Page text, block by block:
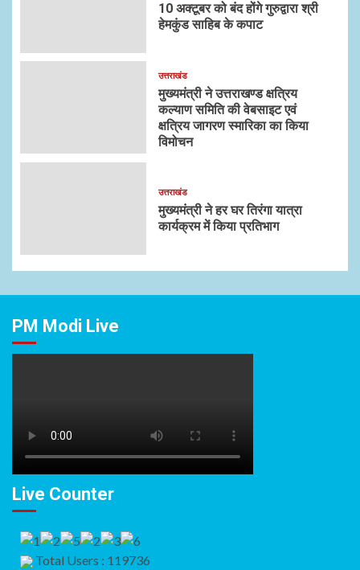
10 अक्टूबर को बंद होंगे गुरुद्वारा श्री
हेमकुंड साहिब के कपाट
उत्तराखंड
मुख्यमंत्री ने उत्तराखण्ड क्षत्रिय
कल्याण समिति की वेबसाइट एवं
क्षत्रिय जागरण स्मारिका का किया
विमोचन
उत्तराखंड
मुख्यमंत्री ने हर घर तिरंगा यात्रा
कार्यक्रम में किया प्रतिभाग
PM Modi Live
Live Counter
Total Users : 119736